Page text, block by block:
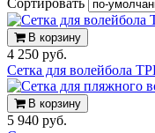
В корзину
4 250 руб.
Сетка для
В корзину
5 940 руб.